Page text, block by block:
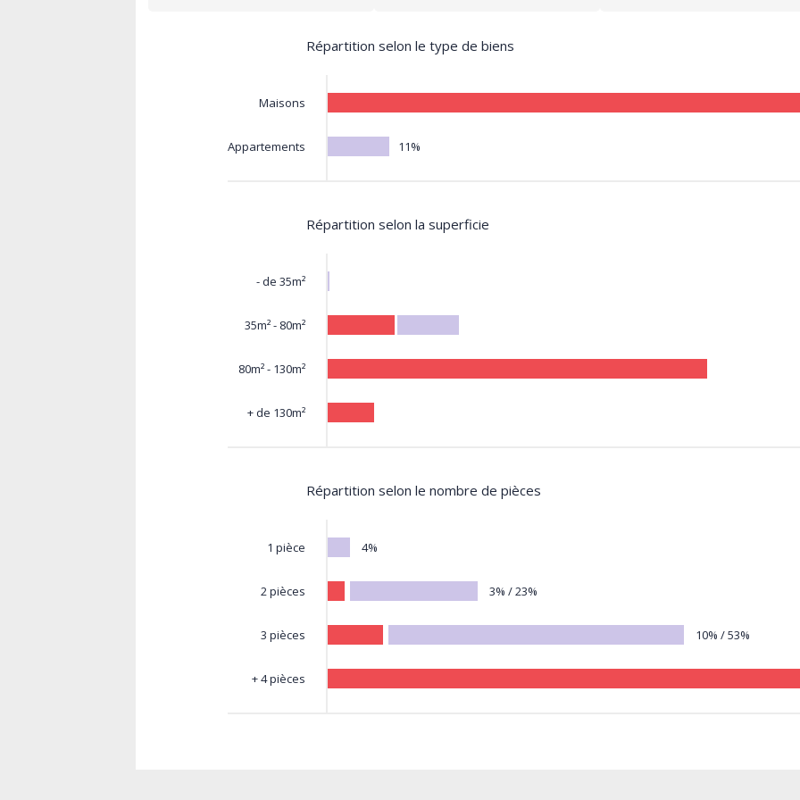
Répartition selon le type de biens
Maisons
Appartements 11%
Répartition selon la superficie
- de 35m²
35m² - 80m²
80m² - 130m²
+ de 130m²
Répartition selon le nombre de pièces
1 pièce
2 pièces
3 pièces
+ 4 pièces
4%
3% / 23%
10% / 53%